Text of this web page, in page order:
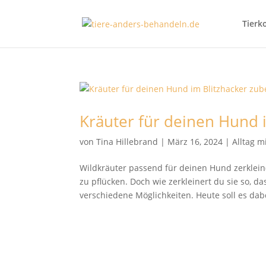
Kräuter für deinen Hund
vonTina Hillebrand | März 16, 2024 |Alltag
Wildkräuter passend für deinen Hund
zu pflücken. Doch wie zerkleinert du sie so,
verschiedene Möglichkeiten. Heute soll es